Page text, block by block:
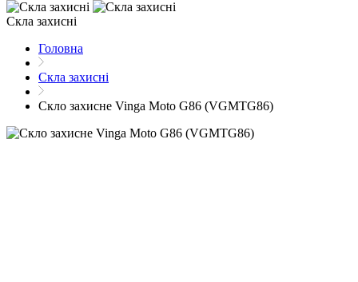
Скла захисні
Головна
Скла захисні
Скло захисне Vinga Moto G86 (VGMTG86)